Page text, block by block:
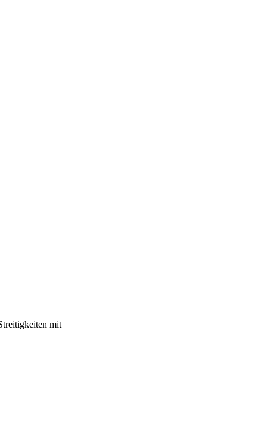
mit